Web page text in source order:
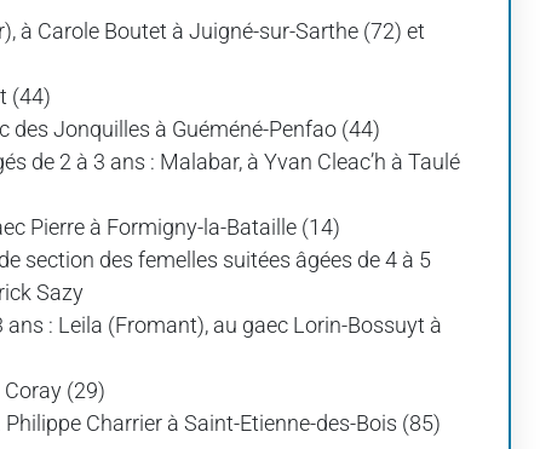
à Carole Boutet à Juigné-sur-Sarthe (72) et
(44)
des Jonquilles à Guéméné-Penfao (44)
de 2 à 3 ans : Malabar, à Yvan Cleac’h à Taulé
Pierre à Formigny-la-Bataille (14)
section des femelles suitées âgées de 4 à 5
Sazy
: Leila (Fromant), au gaec Lorin-Bossuyt à
Coray (29)
Charrier à Saint-Etienne-des-Bois (85)